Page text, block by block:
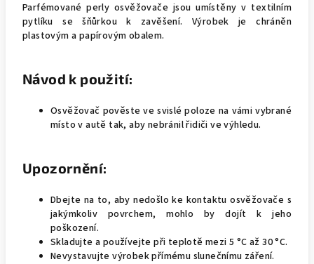
Parfémované perly osvěžovače jsou umístěny v textilním
pytlíku se šňůrkou k zavěšení. Výrobek je chráněn
plastovým a papírovým obalem.
Návod k použití:
Osvěžovač pověste ve svislé poloze na vámi vybrané
místo v autě tak, aby nebránil řidiči ve výhledu.
Upozornění:
Dbejte na to, aby nedošlo ke kontaktu osvěžovače s
jakýmkoliv povrchem, mohlo by dojít k jeho
poškození.
Skladujte a používejte při teplotě mezi 5 °C až 30 °C.
Nevystavujte výrobek přímému slunečnímu záření.